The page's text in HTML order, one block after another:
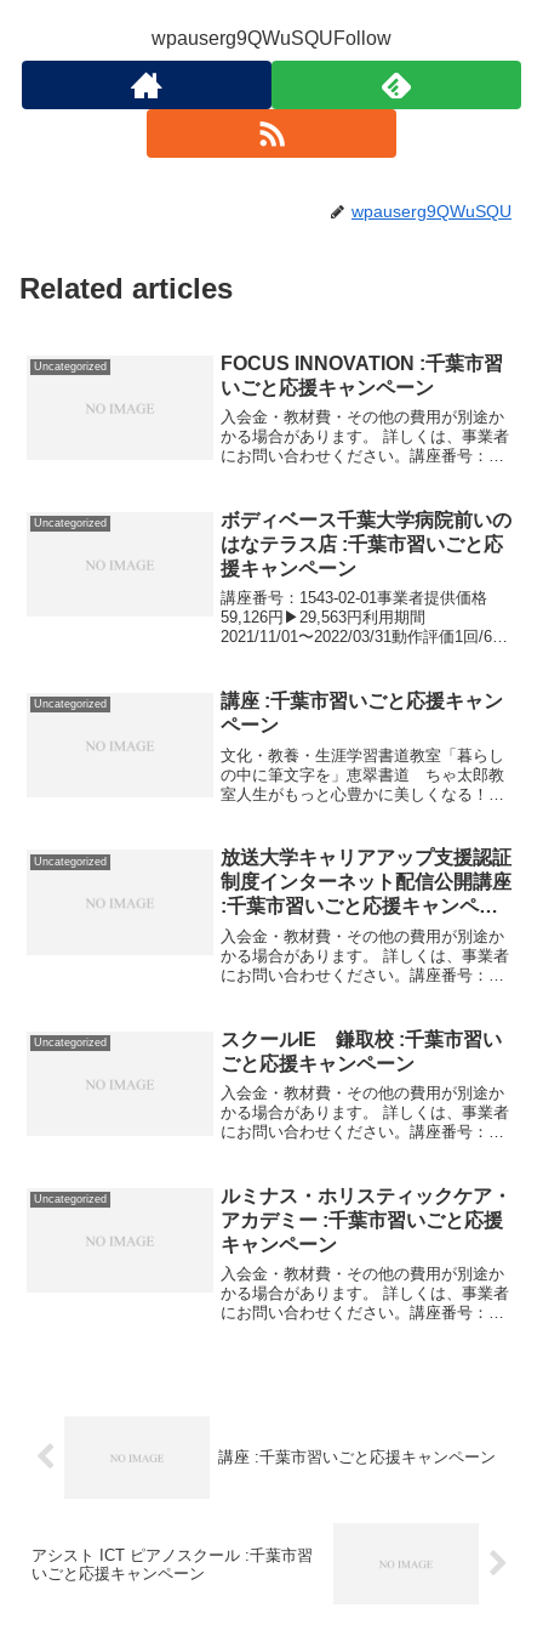
wpauserg9QWuSQUFollow
wpauserg9QWuSQU
Related articles
Uncategorized
FOCUS INNOVATION :千葉市習
いごと応援キャンペーン
入会金・教材費・その他の費用が別途か
かる場合があります。 詳しくは、事業者
にお問い合わせください。講座番号：
2022/03/31キャリア構築月４...
Uncategorized
ボディベース千葉大学病院前いの
はなテラス店 :千葉市習いごと応
援キャンペーン
講座番号：1543-02-01事業者提供価格
59,126円▶29,563円利用期間
2021/11/01〜2022/03/31動作評価1回/60
事業者提供...
Uncategorized
講座 :千葉市習いごと応援キャン
ペーン
文化・教養・生涯学習書道教室「暮らし
の中に筆文字を」恵翠書道 ちゃ太郎教
室人生がもっと心豊かに美しくなる！暮
文化・教養・生涯学習書道教室「暮ら...
Uncategorized
放送大学キャリアアップ支援認証
制度インターネット配信公開講座
:千葉市習いごと応援キャンペー
ン
入会金・教材費・その他の費用が別途か
かる場合があります。 詳しくは、事業者
にお問い合わせください。講座番号：
受講する。各回は約15分の動画教...
Uncategorized
スクールIE 鎌取校 :千葉市習い
ごと応援キャンペーン
入会金・教材費・その他の費用が別途か
かる場合があります。 詳しくは、事業者
にお問い合わせください。講座番号：
講習（1対2 個別授業） 90分...
Uncategorized
ルミナス・ホリスティックケア・
アカデミー :千葉市習いごと応援
キャンペーン
入会金・教材費・その他の費用が別途か
かる場合があります。 詳しくは、事業者
にお問い合わせください。講座番号：
講座 :千葉市習いごと応援キャンペーン
アシスト ICT ピアノスクール :千葉市習
いごと応援キャンペーン